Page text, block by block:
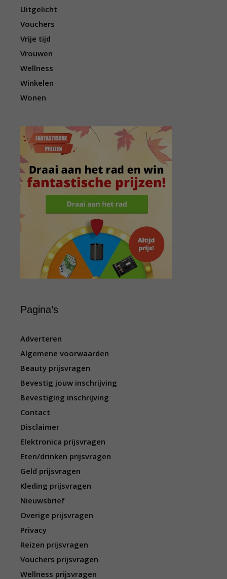
Uitgelicht
Vouchers
Vrije tijd
Vrouwen
Wellness
Winkelen
Wonen
Pagina’s
Adverteren
Algemene voorwaarden
Beauty prijsvragen
Bevestig jouw inschrijving
Bevestiging inschrijving
Contact
Disclaimer
Elektronica prijsvragen
Eten/drinken prijsvragen
Geld prijsvragen
Kleding prijsvragen
Nieuwsbrief
Overige prijsvragen
Privacy
Reizen prijsvragen
Vouchers prijsvragen
Wellness prijsvragen